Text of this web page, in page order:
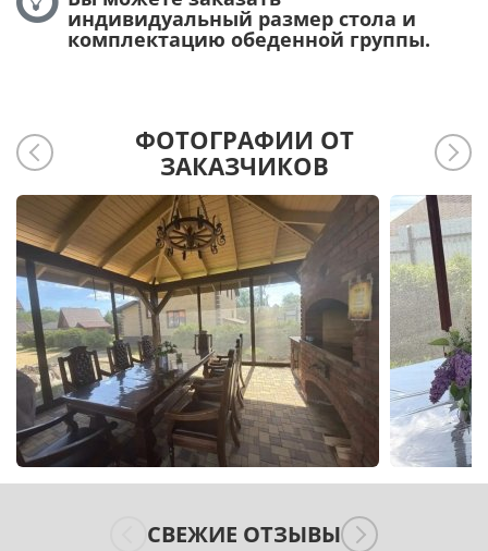
индивидуальный размер стола и
комплектацию обеденной группы.
ФОТОГРАФИИ ОТ
ЗАКАЗЧИКОВ
СВЕЖИЕ ОТЗЫВЫ